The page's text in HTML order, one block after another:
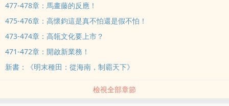
477-478章：馬畫藤的反應！
475-476章：高懷鈞這是真不怕還是假不怕！
473-474章：高瓴文化要上市？
471-472章：開啟新業務！
新書：《明末種田：從海南，制霸天下》
檢視全部章節